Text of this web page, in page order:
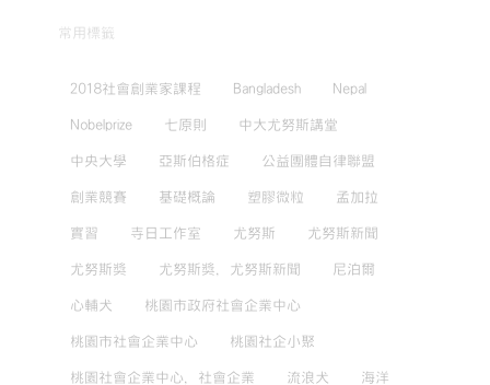
常用標籤
2018社會創業家課程 Bangladesh Nepal
Nobelprize 七原則 中大尤努斯講堂
中央大學 亞斯伯格症 公益團體自律聯盟
創業競賽 基礎概論 塑膠微粒 孟加拉
實習 寺日工作室 尤努斯 尤努斯新聞
尤努斯獎 尤努斯獎，尤努斯新聞 尼泊爾
心輔犬 桃園市政府社會企業中心
桃園市社會企業中心 桃園社企小聚
桃園社會企業中心，社會企業 流浪犬 海洋